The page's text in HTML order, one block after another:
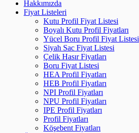
Hakkımızda
Fiyat Listeleri
Kutu Profil Fiyat Listesi
Boyalı Kutu Profil Fiyatları
Yücel Boru Profil Fiyat Listesi
Siyah Sac Fiyat Listesi
Çelik Hasır Fiyatları
Boru Fiyat Listesi
HEA Profil Fiyatları
HEB Profil Fiyatları
NPI Profil Fiyatları
NPU Profil Fiyatları
IPE Profil Fiyatları
Profil Fiyatları
Köşebent Fiyatları